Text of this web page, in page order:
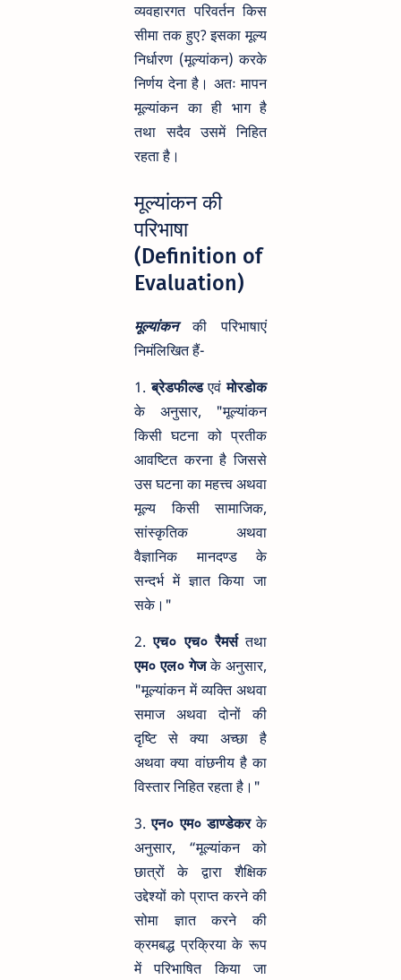
व्यवहारगत परिवर्तन किस
सीमा तक हुए? इसका मूल्य
निर्धारण (मूल्यांकन) करके
निर्णय देना है। अतः मापन
मूल्यांकन का ही भाग है
तथा सदैव उसमें निहित
रहता है।
मूल्यांकन की
परिभाषा
(Definition of
Evaluation)
मूल्यांकनकी परिभाषाएं
निमंलिखित हैं-
1.ब्रेडफील्डएवंमोरडोक
के अनुसार, "मूल्यांकन
किसी घटना को प्रतीक
आवष्टित करना है जिससे
उस घटना का महत्त्व अथवा
मूल्य किसी सामाजिक,
सांस्कृतिक अथवा
वैज्ञानिक मानदण्ड के
सन्दर्भ में ज्ञात किया जा
सके।"
2.एच० एच० रैमर्सतथा
एम० एल० गेजके अनुसार,
"मूल्यांकन में व्यक्ति अथवा
समाज अथवा दोनों की
दृष्टि से क्या अच्छा है
अथवा क्या वांछनीय है का
विस्तार निहित रहता है।"
3.एन० एम० डाण्डेकरके
अनुसार, “मूल्यांकन को
छात्रों के द्वारा शैक्षिक
उद्देश्यों को प्राप्त करने की
सोमा ज्ञात करने की
क्रमबद्ध प्रक्रिया के रूप
में परिभाषित किया जा